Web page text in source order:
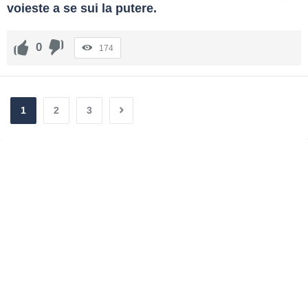
voieste a se sui la putere.
0 174
1 2 3